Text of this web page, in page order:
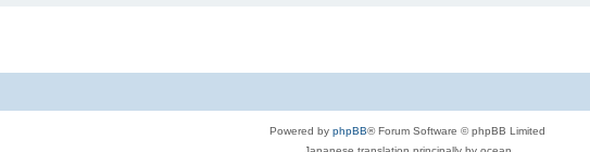
Powered by phpBB® Forum Software © phpBB Limited